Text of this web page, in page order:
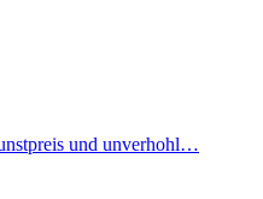
und unverhohl…